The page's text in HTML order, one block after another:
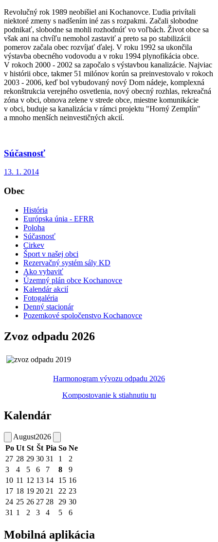
Revolučný rok 1989 neobišiel ani Kochanovce. Ľudia privítali
niektoré zmeny s nadšením iné zas s rozpakmi. Začali slobodne
podnikať, slobodne sa mohli rozhodnúť vo voľbách. Život obce sa
však ani na chvíľu nemohol zastaviť a preto sa po stabilizácii
pomerov začala obec rozvíjať ďalej. V roku 1992 sa ukončila
výstavba obecného vodovodu a v roku 1994 plynofikácia obce.
V rokoch 2000 - 2002 sa započalo s výstavbou kanalizácie. Najviac
v histórii obce, takmer 51 milónov korún sa preinvestovalo v rokoch
2003 - 2006, keď bol vybudovaný nový Dom nádeje, komplexná
rekonštrukcia verejného osvetlenia, nový obecný rozhlas, rekreačná
zóna v obci, obnova zelene v strede obce, miestne komunikácie
v obci, buduje sa kanalizácia v rámci projektu "Horný Zemplín"
a mnoho menších neinvestičných akcií.
Súčasnosť
13. 1. 2014
Obec
História
Európska únia - EFRR
Poloha
Súčasnosť
Cirkev
Šport v našej obci
Rezervačný systém sály KD
Ako vybaviť
Územný plán obce Kochanovce
Kalendár akcií
Fotogaléria
Denný stacionár
Pozemkové spoločenstvo Kochanovce
Zvoz odpadu 2026
Harmonogram vývozu odpadu 2026
Kompostovanie k stiahnutiu tu
Kalendár
August2026
Po Ut St Št Pia So Ne
27 28 29 30 31 1
2
3
4 5 6 7 8
9
10 11 12 13 14 15 16
17 18 19 20 21 22 23
24 25 26 27 28 29 30
31 1 2 3 4 5 6
Mobilná aplikácia